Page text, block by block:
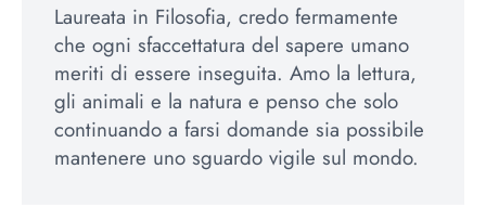
Laureata in Filosofia, credo fermamente
che ogni sfaccettatura del sapere umano
meriti di essere inseguita. Amo la lettura,
gli animali e la natura e penso che solo
continuando a farsi domande sia possibile
mantenere uno sguardo vigile sul mondo.